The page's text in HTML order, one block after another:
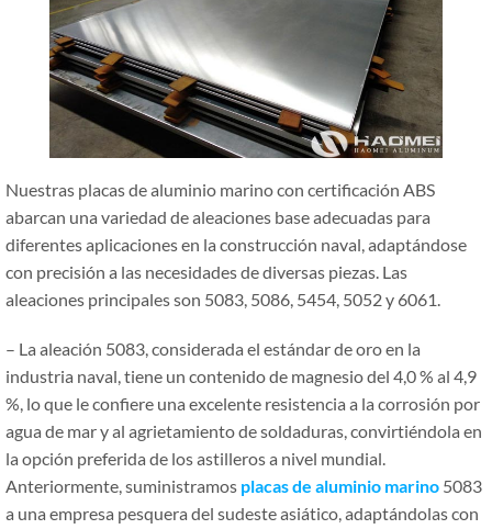
Nuestras placas de aluminio marino con certificación ABS
abarcan una variedad de aleaciones base adecuadas para
diferentes aplicaciones en la construcción naval, adaptándose
con precisión a las necesidades de diversas piezas. Las
aleaciones principales son 5083, 5086, 5454, 5052 y 6061.
– La aleación 5083, considerada el estándar de oro en la
industria naval, tiene un contenido de magnesio del 4,0 % al 4,9
%, lo que le confiere una excelente resistencia a la corrosión por
agua de mar y al agrietamiento de soldaduras, convirtiéndola en
la opción preferida de los astilleros a nivel mundial.
Anteriormente, suministramos placas de aluminio marino 5083
a una empresa pesquera del sudeste asiático, adaptándolas con